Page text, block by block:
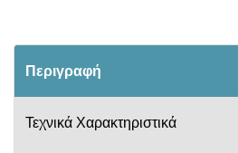
Περιγραφή
Τεχνικά Χαρακτηριστικά